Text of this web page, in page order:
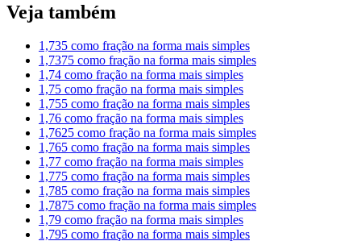
Veja também
1,735 como fração na forma mais simples
1,7375 como fração na forma mais simples
1,74 como fração na forma mais simples
1,75 como fração na forma mais simples
1,755 como fração na forma mais simples
1,76 como fração na forma mais simples
1,7625 como fração na forma mais simples
1,765 como fração na forma mais simples
1,77 como fração na forma mais simples
1,775 como fração na forma mais simples
1,785 como fração na forma mais simples
1,7875 como fração na forma mais simples
1,79 como fração na forma mais simples
1,795 como fração na forma mais simples